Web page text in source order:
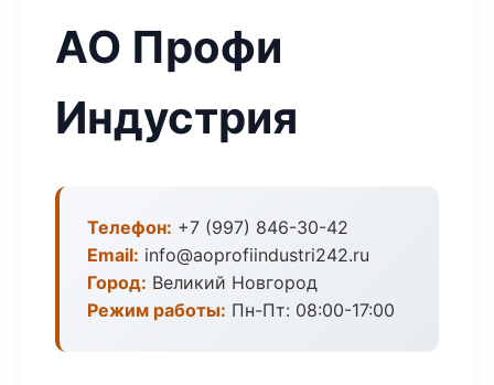
АО Профи
Индустрия
Телефон: +7 (997) 846-30-42
Email: info@aoprofiindustri242.ru
Город: Великий Новгород
Режим работы: Пн-Пт: 08:00-17:00